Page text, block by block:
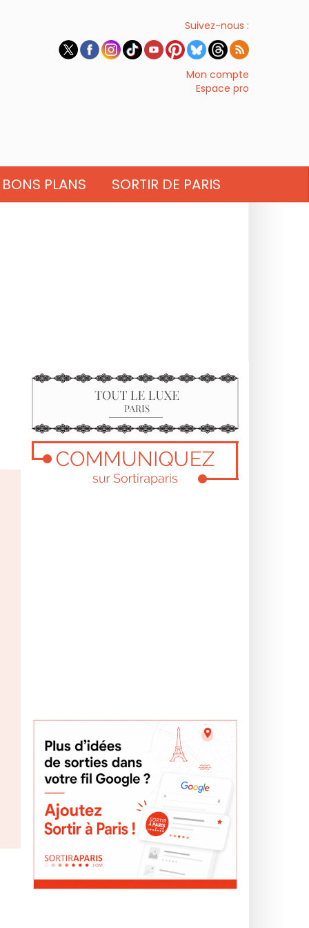
Suivez-nous :
Mon compte
Espace pro
BONS PLANS SORTIR DE PARIS